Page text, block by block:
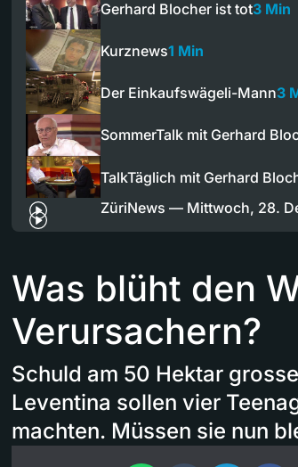
Gerhard Blocher ist tot3 Min
Kurznews1 Min
Der Einkaufswägeli-Mann3
SommerTalk mit Gerhard
TalkTäglich mit Gerhard
ZüriNews — Mittwoch, 28.
Was blüht den
Verursachern?
Schuld am 50 Hektar
Leventina sollen vier
machten. Müssen sie nun